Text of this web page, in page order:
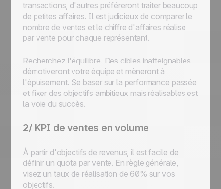
transactions, d'autres préféreront traiter beaucoup
de petites affaires. Il est judicieux de comparer le
nombre de ventes et le chiffre d'affaires réalisé
par vente pour chaque représentant.
Recherchez l'équilibre. Des cibles inatteignables
démotiveront votre équipe et mèneront à
l'épuisement. Se baser sur la performance passée
et fixer des objectifs ambitieux mais réalisables est
la voie du succès.
2/ KPI de ventes en volume
À partir d'objectifs de revenus, il est facile de
définir un quota par vente. En règle générale,
visez un taux de réalisation de 60% sur vos
objectifs.